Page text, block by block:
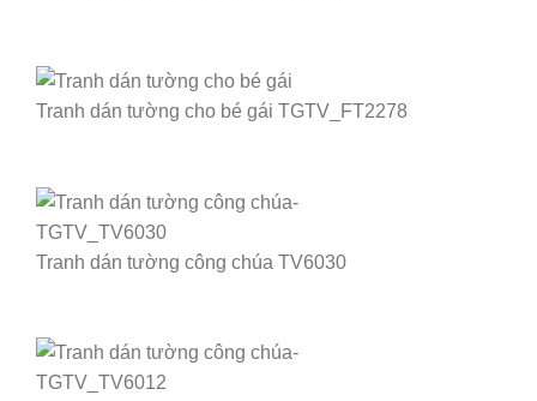
Tranh dán tường cho bé gái TGTV_FT2278
Tranh dán tường công chúa TV6030